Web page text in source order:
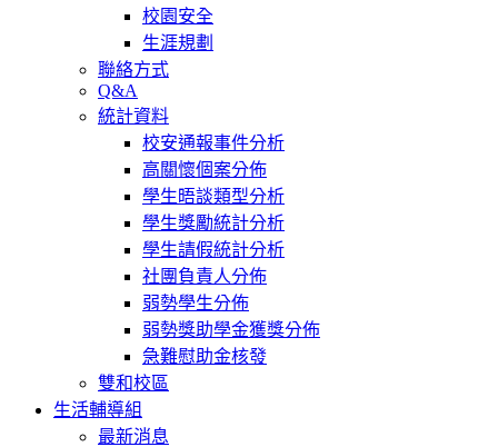
校園安全
生涯規劃
聯絡方式
Q&A
統計資料
校安通報事件分析
高關懷個案分佈
學生晤談類型分析
學生獎勵統計分析
學生請假統計分析
社團負責人分佈
弱勢學生分佈
弱勢獎助學金獲獎分佈
急難慰助金核發
雙和校區
生活輔導組
最新消息